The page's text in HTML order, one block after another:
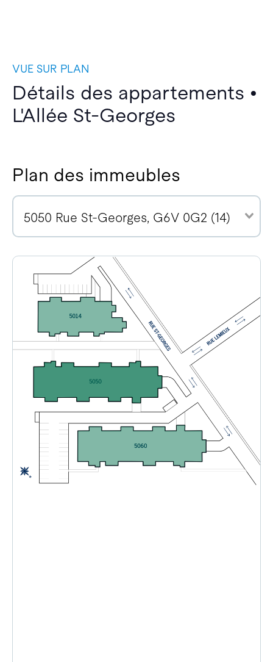
VUE SUR PLAN
Détails des appartements •
L'Allée St-Georges
Plan des immeubles
5050 Rue St-Georges, G6V 0G2 (14)